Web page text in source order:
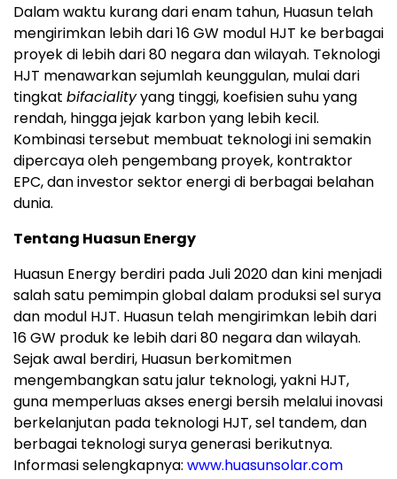
Dalam waktu kurang dari enam tahun, Huasun telah
mengirimkan lebih dari 16 GW modul HJT ke berbagai
proyek di lebih dari 80 negara dan wilayah. Teknologi
HJT menawarkan sejumlah keunggulan, mulai dari
tingkat bifacialityyang tinggi, koefisien suhu yang
rendah, hingga jejak karbon yang lebih kecil.
Kombinasi tersebut membuat teknologi ini semakin
dipercaya oleh pengembang proyek, kontraktor
EPC, dan investor sektor energi di berbagai belahan
dunia.
Tentang Huasun Energy
Huasun Energy berdiri pada Juli 2020 dan kini menjadi
salah satu pemimpin global dalam produksi sel surya
dan modul HJT. Huasun telah mengirimkan lebih dari
16 GW produk ke lebih dari 80 negara dan wilayah.
Sejak awal berdiri, Huasun berkomitmen
mengembangkan satu jalur teknologi, yakni HJT,
guna memperluas akses energi bersih melalui inovasi
berkelanjutan pada teknologi HJT, sel tandem, dan
berbagai teknologi surya generasi berikutnya.
Informasi selengkapnya: www.huasunsolar.com